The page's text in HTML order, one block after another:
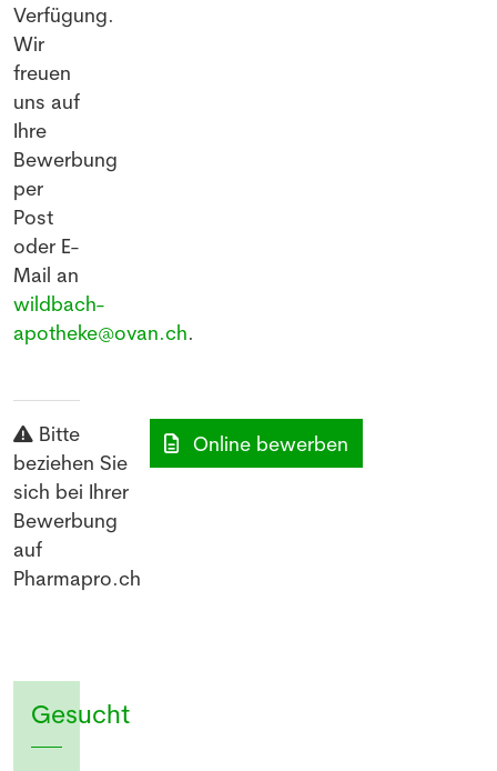
Verfügung.
Wir
freuen
uns auf
Ihre
Bewerbung
per
Post
oder E-
Mail an
wildbach-
apotheke@ovan.ch.
Bitte
beziehen Sie
sich bei Ihrer
Bewerbung
auf
Pharmapro.ch
Online bewerben
Gesucht